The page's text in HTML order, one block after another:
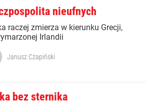
nieufnych
raczej zmierza w kierunku Grecji,
Irlandii
Janusz Czapiński
bez sternika